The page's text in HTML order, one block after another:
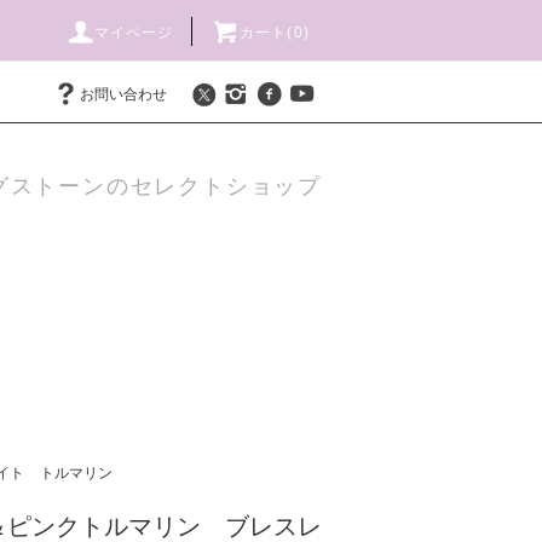
マイページ カート(0)
お問い合わせ
ストーンのセレクトショップ
ト トルマリン
ピンクトルマリン ブレスレ